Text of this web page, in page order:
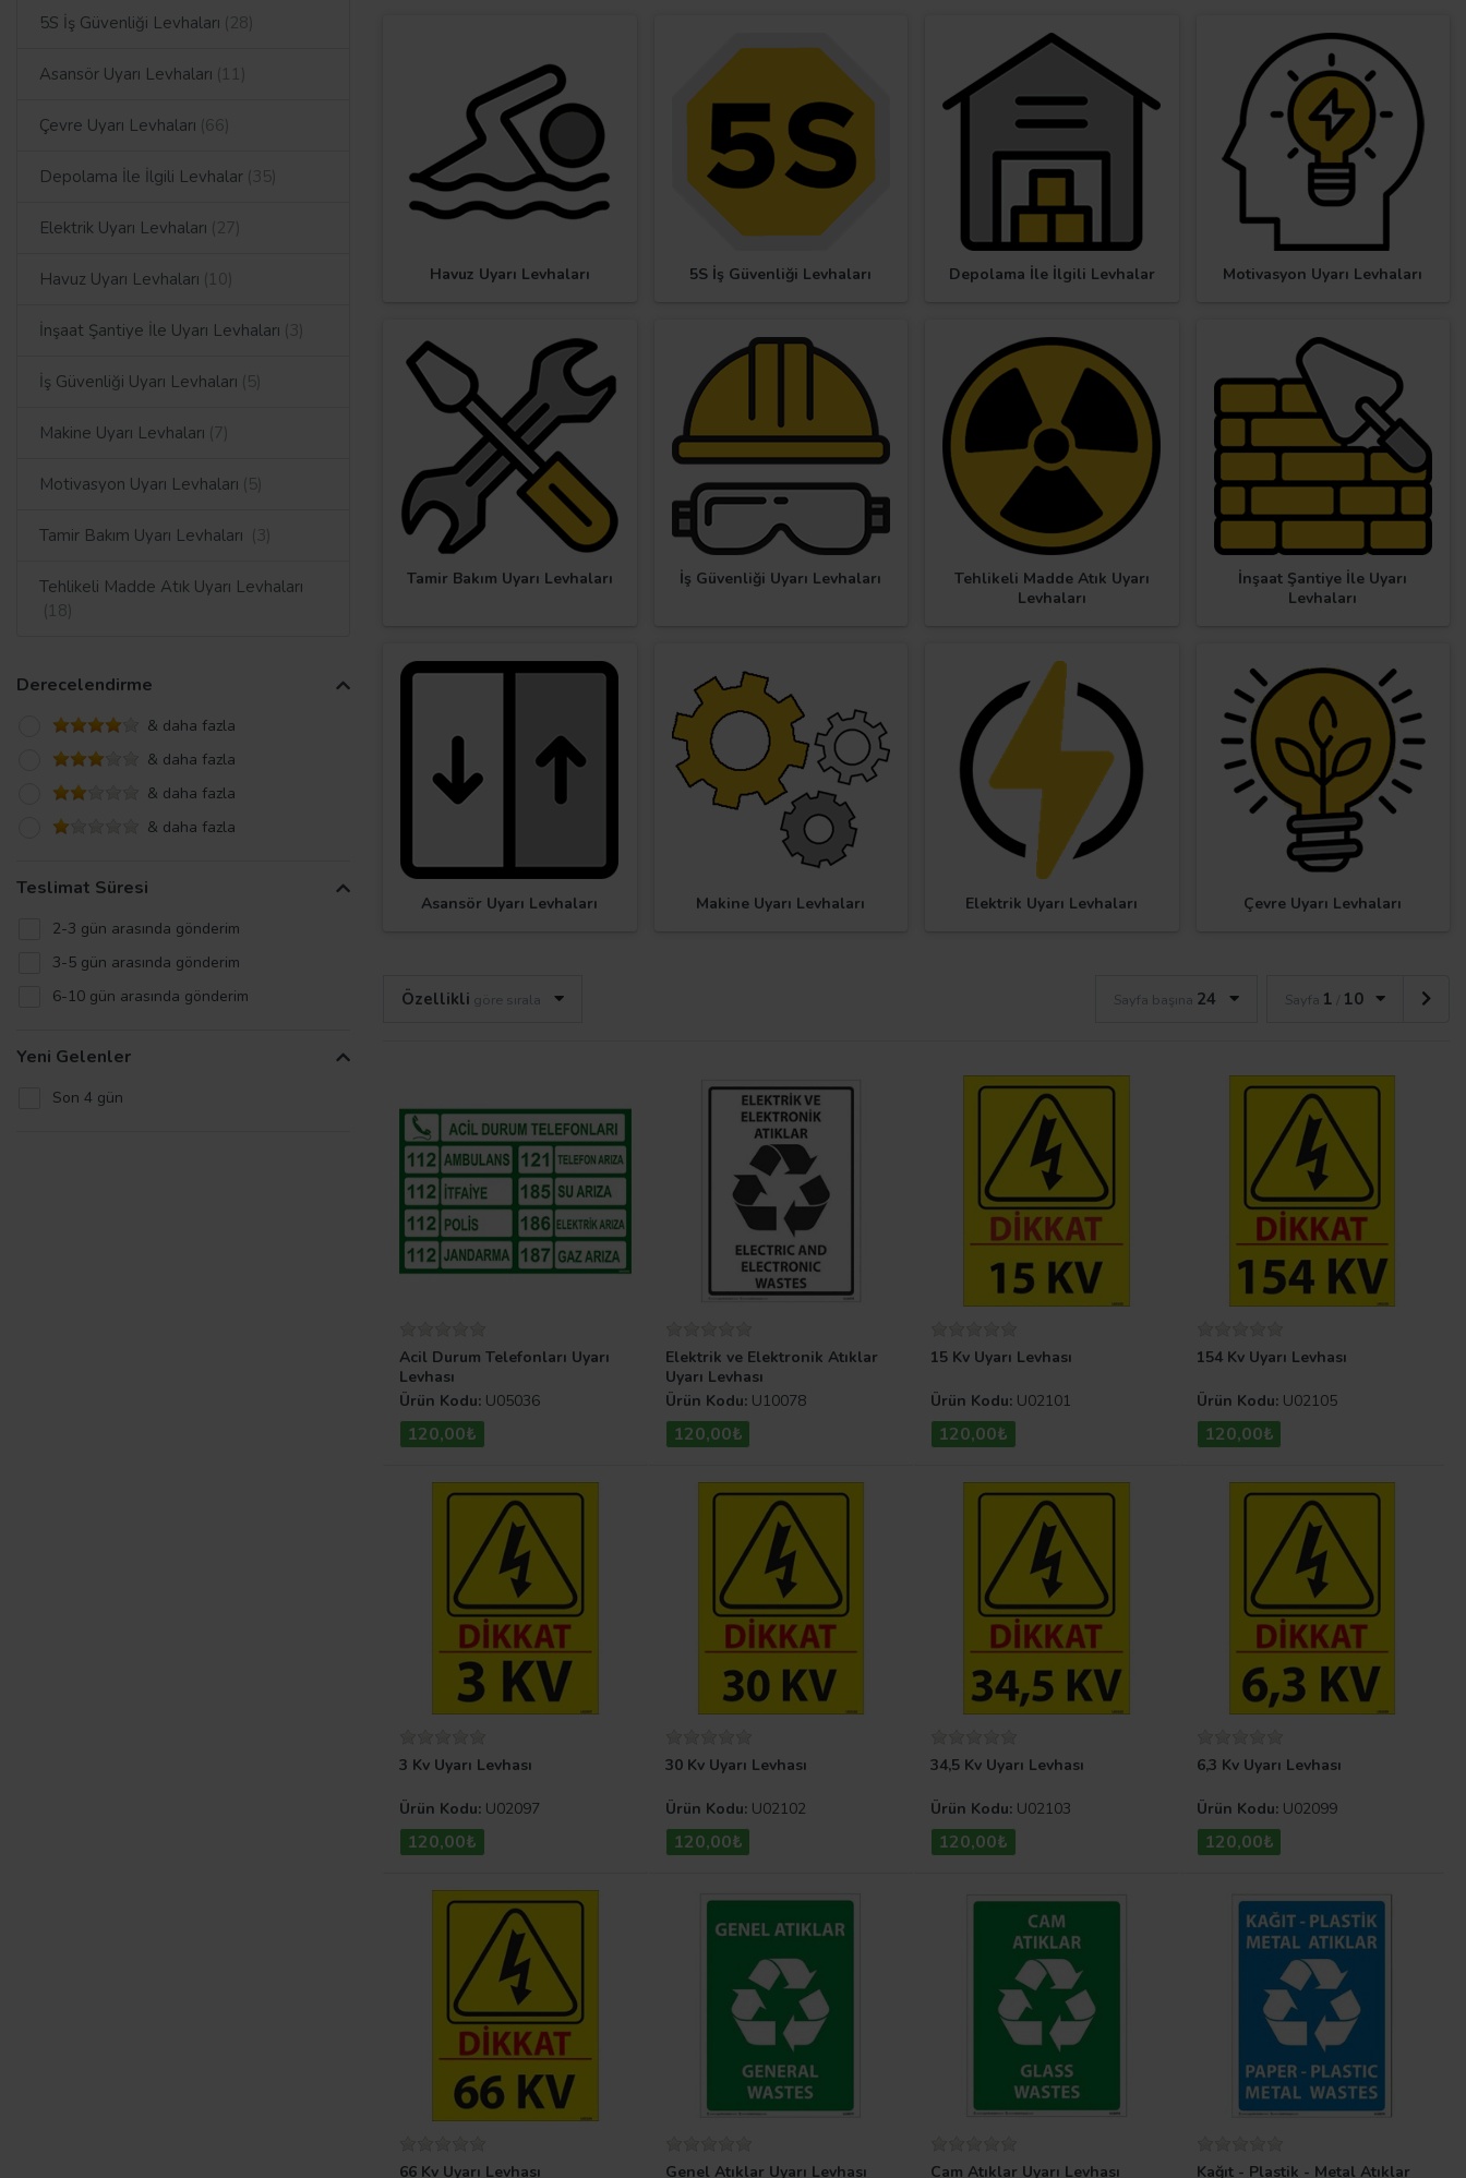
5S İş Güvenliği Levhaları
Asansör Uyarı Levhaları
Çevre Uyarı Levhaları
Depolama İle İlgili Levhalar
Elektrik Uyarı Levhaları
Havuz Uyarı Levhaları
İnşaat Şantiye İle Uyarı Levhaları
İş Güvenliği Uyarı Levhaları
Makine Uyarı Levhaları
Motivasyon Uyarı Levhaları
Tamir Bakım Uyarı Levhaları
Tehlikeli Madde Atık Uyarı Levhaları
Derecelendirme
& daha fazla
& daha fazla
& daha fazla
& daha fazla
Teslimat Süresi
2-3 gün arasında gönderim
3-5 gün arasında gönderim
6-10 gün arasında gönderim
Yeni Gelenler
Son 4 gün
Havuz Uyarı Levhaları 5S İş Güvenliği Levhaları Depolama İle İlgili Levhalar Motivasyon Uyarı Levhaları
Tamir Bakım Uyarı Levhaları İş Güvenliği Uyarı Levhaları
Tehlikeli Madde Atık Uyarı
Levhaları
İnşaat Şantiye İle Uyarı
Levhaları
Asansör Uyarı Levhaları Makine Uyarı Levhaları Elektrik Uyarı Levhaları Çevre Uyarı Levhaları
Özellikli göre sırala Sayfa başına 24 Sayfa 1 10
Acil Durum Telefonları Uyarı
Levhası
Ürün Kodu: U05036
120,00₺
Elektrik ve Elektronik Atıklar
Uyarı Levhası
Ürün Kodu:U10078
120,00₺
15 Kv Uyarı Levhası
Ürün Kodu: U02101
120,00₺
154 Kv Uyarı Levhası
Ürün Kodu:U02105
120,00₺
3 Kv Uyarı Levhası
Ürün Kodu: U02097
120,00₺
30 Kv Uyarı Levhası
Ürün Kodu:U02102
120,00₺
34,5 Kv Uyarı Levhası
Ürün Kodu: U02103
120,00₺
6,3 Kv Uyarı Levhası
Ürün Kodu:U02099
120,00₺
66 Kv Uyarı Levhası Genel Atıklar Uyarı Levhası Cam Atıklar Uyarı Levhası
Kağıt - Plastik - Metal Atıklar